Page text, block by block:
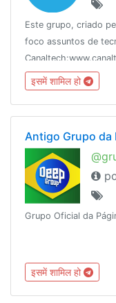
Este grupo, criado
foco assuntos de
इसमें शामिल हो
Antigo Grupo da
Grupo Oficial da
इसमें शामिल हो